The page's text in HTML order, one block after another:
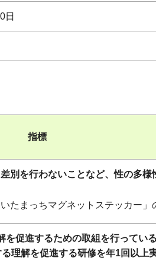
日
指標
別を行わないことなど、性の多様
たまっちマグネットステッカー」
促進するための取組を行っている
理解を促進する研修を年1回以上